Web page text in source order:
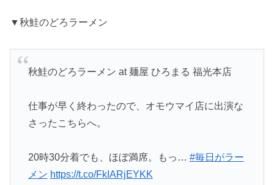
▼秋鮭のどろラーメン
秋鮭のどろラーメン at 麺屋 ひろまる 福光本店
仕事が早く終わったので、オモウマイ店に出演な
さったこちらへ。
20時30分着でも、ほぼ満席。もっ… #毎日がラー
メン https://t.co/FkIARjEYKK